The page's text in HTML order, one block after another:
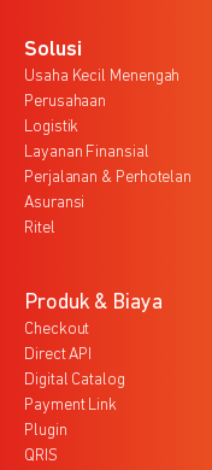
Solusi
Usaha Kecil Menengah
Perusahaan
Logistik
Layanan Finansial
Perjalanan & Perhotelan
Asuransi
Ritel
Produk & Biaya
Checkout
Direct API
Digital Catalog
Payment Link
Plugin
QRIS